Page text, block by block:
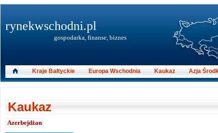
Kaukaz
Azerbejdżan
rynekwschodni.pl
gospodarka, finanse, biznes
Kraje Bałtyckie Europa Wschodnia Kaukaz Azja